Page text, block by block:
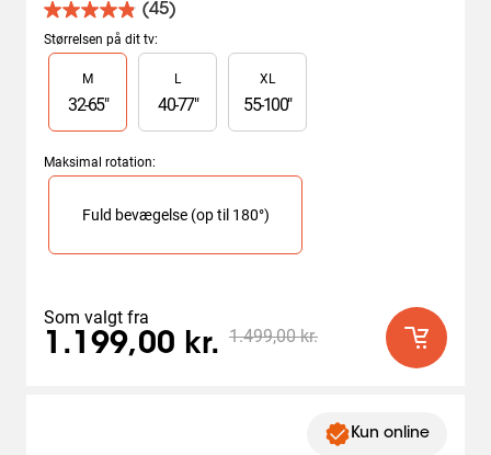
(45)
4.9
ud
af
stjerner.
45
Størrelsen på dit tv:
Slide 1 of 3
M
32-65"
L
40-77"
XL
55-100"
Maksimal rotation:
Slide 1 of 1
Fuld bevægelse (op til 180°)
Som valgt fra
1.199,00 kr. 1.499,00 kr.
Kun online